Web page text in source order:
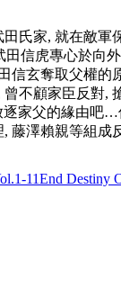
氏家, 就在敵
信虎專心於
玄奪取父權
不顧家臣反
家父的緣由吧
藤澤賴親等組
11End Destiny